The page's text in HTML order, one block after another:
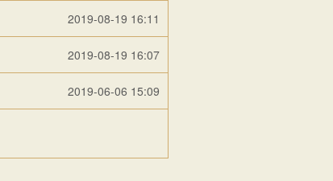
2019-08-19 16:11
2019-08-19 16:07
2019-06-06 15:09